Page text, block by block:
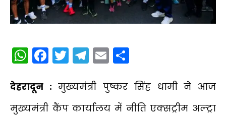
WhatsApp
Facebook
Twitter
Telegram
Email
देहरादून : मुख्यमंत्री पुष्कर सिंह धामी ने आज
मुख्यमंत्री कैंप कार्यालय में नीति एक्सट्रीम अल्ट्रा